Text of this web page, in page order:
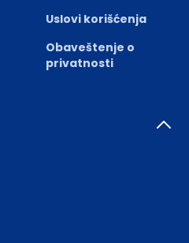
Uslovi korišćenja
Obaveštenje o
privatnosti